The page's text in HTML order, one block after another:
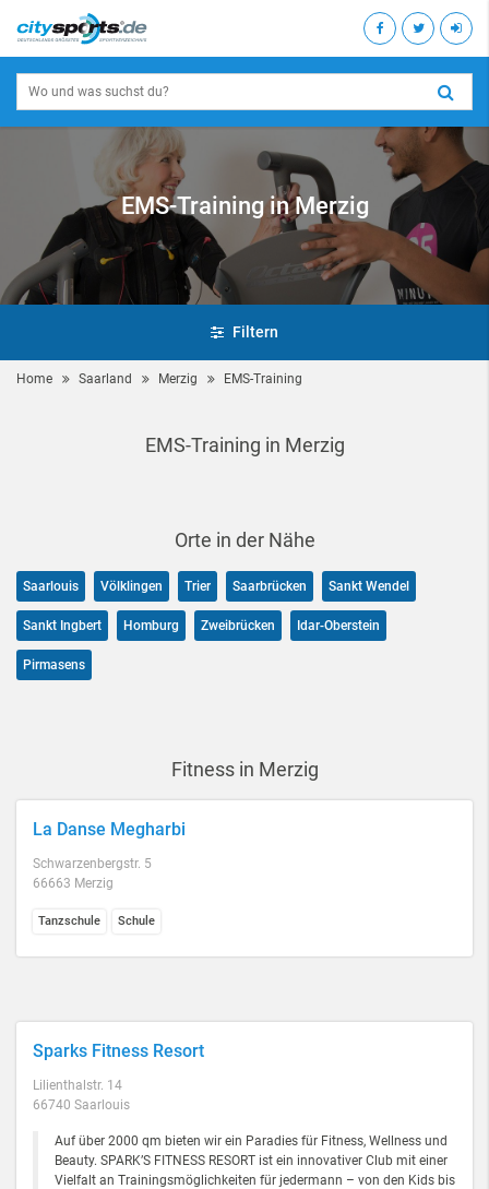
EMS-Training in Merzig
Filtern
Home Saarland Merzig EMS-Training
EMS-Training in Merzig
Orte in der Nähe
Saarlouis Völklingen Trier Saarbrücken Sankt Wendel
Sankt Ingbert Homburg Zweibrücken Idar-Oberstein
Pirmasens
Fitness in Merzig
La Danse Megharbi
Schwarzenbergstr. 5
66663 Merzig
Tanzschule Schule
Sparks Fitness Resort
Lilienthalstr. 14
66740 Saarlouis
Auf über 2000 qm bieten wir ein Paradies für Fitness, Wellness und
Beauty. SPARK’S FITNESS RESORT ist ein innovativer Club mit einer
Vielfalt an Trainingsmöglichkeiten für jedermann – von den Kids bis